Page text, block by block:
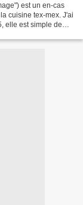
est un en-cas
cuisine tex-mex. J'ai
elle est simple de